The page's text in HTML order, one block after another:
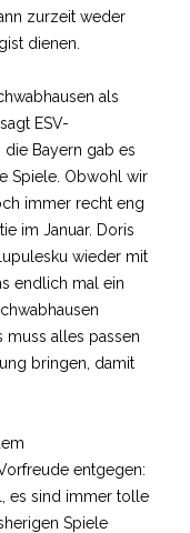
zurzeit weder
dienen.
als
ESV-
die Bayern gab es
Spiele. Obwohl wir
immer recht eng
im Januar. Doris
wieder mit
endlich mal ein
muss alles passen
bringen, damit
entgegen:
es sind immer tolle
Spiele